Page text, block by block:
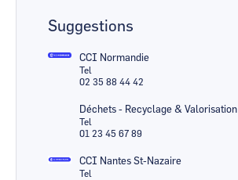
Suggestions
CCI Normandie
Tel
02 35 88 44 42
Déchets - Recyclage & Valorisation
Tel
01 23 45 67 89
CCI Nantes St-Nazaire
Tel